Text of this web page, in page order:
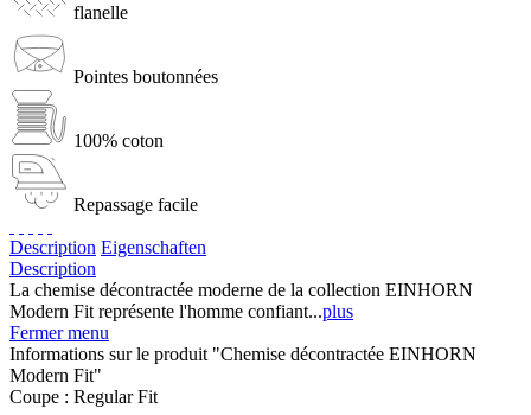
flanelle
Pointes boutonnées
100% coton
Repassage facile
Description Eigenschaften
Description
La chemise décontractée moderne de la collection EINHORN
Modern Fit représente l'homme confiant...plus
Fermer menu
Informations sur le produit "Chemise décontractée EINHORN
Modern Fit"
Coupe : Regular Fit